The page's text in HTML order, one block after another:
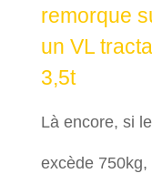
remorque
un VL
3,5t
Là encore, si
excède